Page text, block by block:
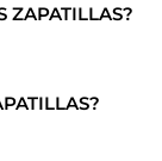
ZAPATILLAS?